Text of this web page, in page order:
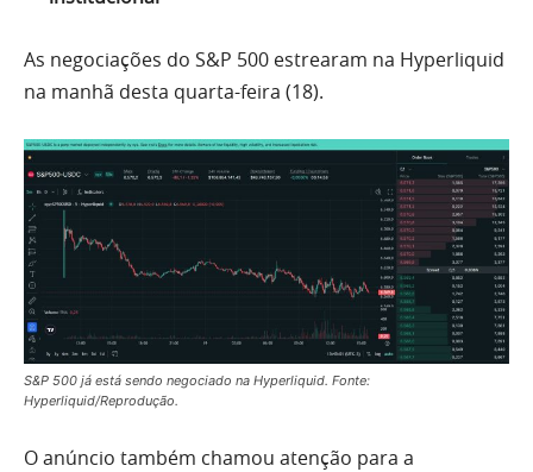
As negociações do S&P 500 estrearam na Hyperliquid
na manhã desta quarta-feira (18).
S&P 500 já está sendo negociado na Hyperliquid. Fonte:
Hyperliquid/Reprodução.
O anúncio também chamou atenção para a